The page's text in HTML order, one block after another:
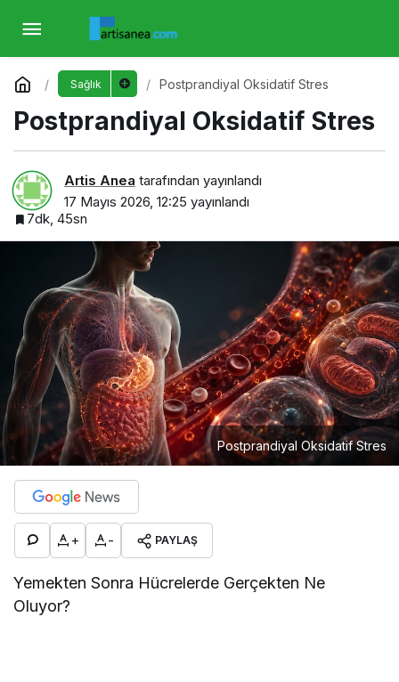
Sağlık Postprandiyal Oksidatif Stres
Postprandiyal Oksidatif Stres
Artis Anea tarafından yayınlandı
17 Mayıs 2026, 12:25 yayınlandı
7dk, 45sn
Postprandiyal Oksidatif Stres
+ - PAYLAŞ
Yemekten Sonra Hücrelerde Gerçekten Ne
Oluyor?
Postprandiyal Oksidatif Stres
Yorum Yap